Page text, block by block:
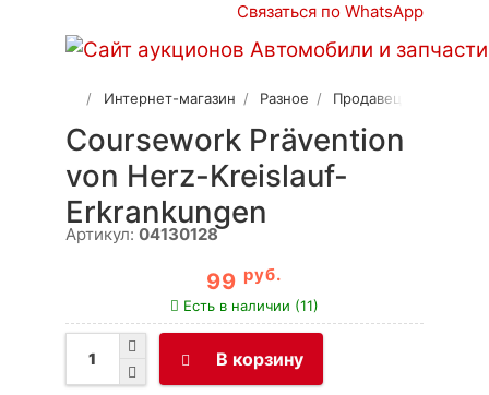
Связаться по WhatsApp
Интернет-магазин Разное Продавец 2
Coursework Prävention
von Herz-Kreislauf-
Erkrankungen
Артикул: 04130128
99 руб.
Есть в наличии (11)
В корзину